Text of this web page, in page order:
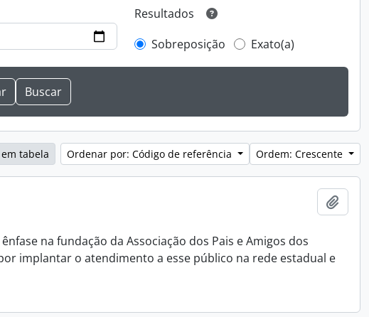
Resultados
Sobreposição
Exato(a)
tabela Ordenar por: Código de referência Ordem: Crescente
na fundação da Associação dos Pais e Amigos dos
implantar o atendimento a esse público na rede estadual e